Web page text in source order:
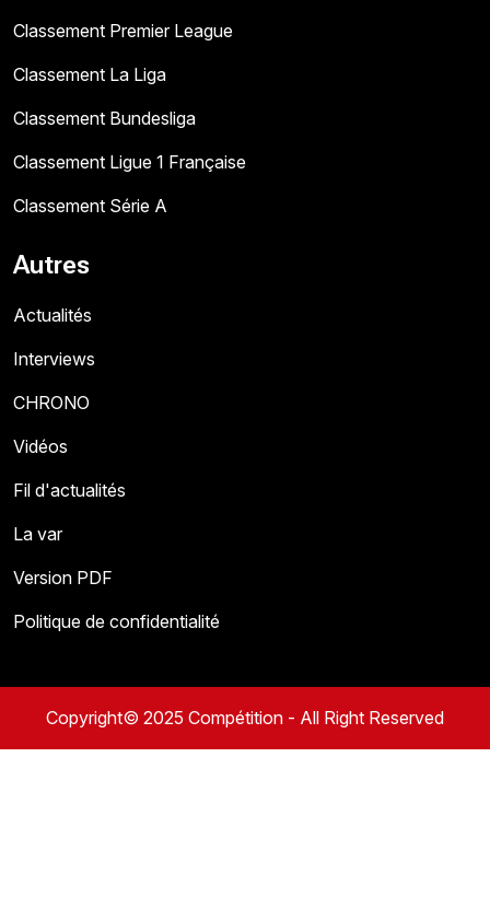
Classement Premier League
Classement La Liga
Classement Bundesliga
Classement Ligue 1 Française
Classement Série A
Autres
Actualités
Interviews
CHRONO
Vidéos
Fil d'actualités
La var
Version PDF
Politique de confidentialité
Copyright© 2025 Compétition - All Right Reserved